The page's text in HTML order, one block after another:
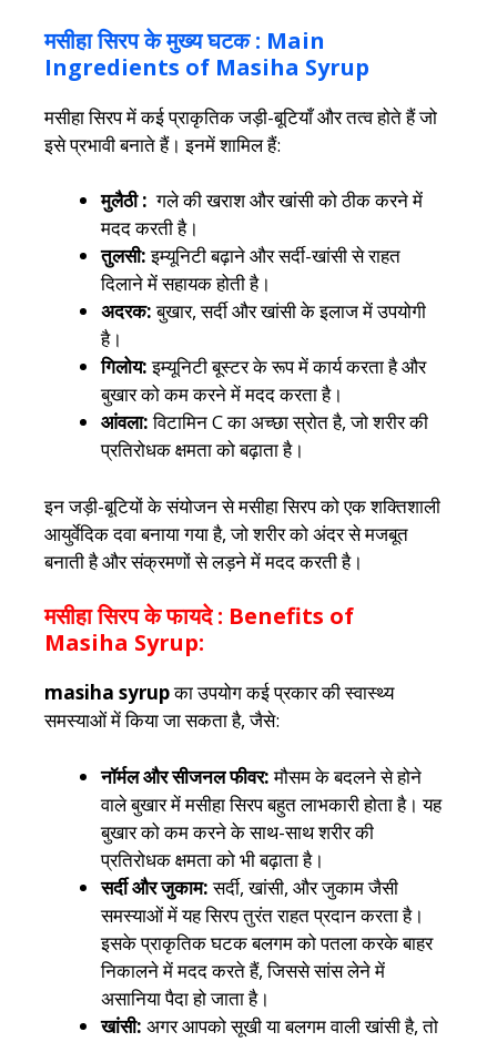
मसीहा सिरप के मुख्य घटक : Main
Ingredients of Masiha Syrup
मसीहा सिरप में कई प्राकृतिक जड़ी-बूटियाँ और तत्व होते हैं जो
इसे प्रभावी बनाते हैं। इनमें शामिल हैं:
मुलैठी : गले की खराश और खांसी को ठीक करने में
मदद करती है।
तुलसी:इम्यूनिटी बढ़ाने और सर्दी-खांसी से राहत
दिलाने में सहायक होती है।
अदरक:बुखार, सर्दी और खांसी के इलाज में उपयोगी
है।
गिलोय:इम्यूनिटी बूस्टर के रूप में कार्य करता है और
बुखार को कम करने में मदद करता है।
आंवला:विटामिन C का अच्छा स्रोत है, जो शरीर की
प्रतिरोधक क्षमता को बढ़ाता है।
इन जड़ी-बूटियों के संयोजन से मसीहा सिरप को एक शक्तिशाली
आयुर्वेदिक दवा बनाया गया है, जो शरीर को अंदर से मजबूत
बनाती है और संक्रमणों से लड़ने में मदद करती है।
मसीहा सिरप के फायदे : Benefits of
Masiha Syrup:
masiha syrupका उपयोग कई प्रकार की स्वास्थ्य
समस्याओं में किया जा सकता है, जैसे:
नॉर्मल और सीजनल फीवर:मौसम के बदलने से होने
वाले बुखार में मसीहा सिरप बहुत लाभकारी होता है। यह
बुखार को कम करने के साथ-साथ शरीर की
प्रतिरोधक क्षमता को भी बढ़ाता है।
सर्दी और जुकाम:सर्दी, खांसी, और जुकाम जैसी
समस्याओं में यह सिरप तुरंत राहत प्रदान करता है।
इसके प्राकृतिक घटक बलगम को पतला करके बाहर
निकालने में मदद करते हैं, जिससे सांस लेने में
असानिया पैदा हो जाता है।
खांसी: अगर आपको सूखी या बलगम वाली खांसी है, तो